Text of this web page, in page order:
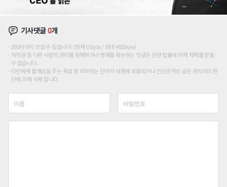
기사댓글0개
200자까지 쓰실 수 있습니다. (현재 0 byte / 최대 400byte)
저작권 등 다른 사람의 권리를 침해하거나 명예를 훼손하는 댓글은 관련 법률에 의해 제재를 받을
수 있습니다.
타인에게 불쾌감을 주는 욕설 등 비하하는 단어가 내용에 포함되거나 인신공격성 글은 관리자의 판
단에 의해 삭제 합니다.